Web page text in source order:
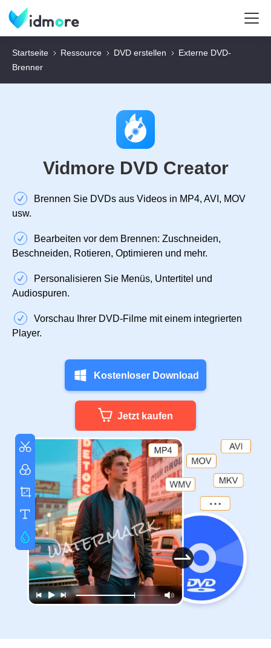
Startseite Ressource DVD erstellen
Externe DVD-
Brenner
Vidmore DVD Creator
Brennen Sie DVDs aus Videos in MP4, AVI, MOV
usw.
Bearbeiten vor dem Brennen: Zuschneiden,
Beschneiden, Rotieren, Optimieren und mehr.
Personalisieren Sie Menüs, Untertitel und
Audiospuren.
Vorschau Ihrer DVD-Filme mit einem integrierten
Player.
Kostenloser Download
Jetzt kaufen